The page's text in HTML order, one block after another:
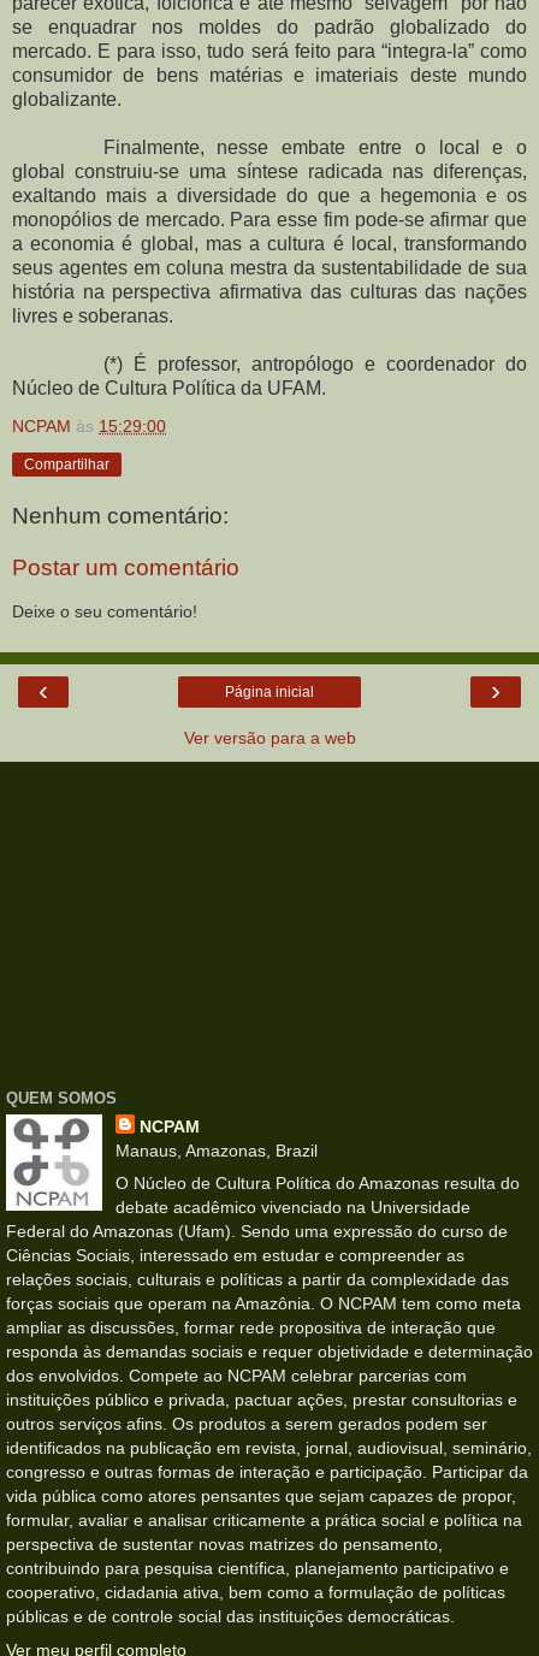
se enquadrar nos moldes do padrão globalizado do
mercado. E para isso, tudo será feito para “integra-la” como
consumidor de bens matérias e imateriais deste mundo
globalizante.
Finalmente, nesse embate entre o local e o
global construiu-se uma síntese radicada nas diferenças,
exaltando mais a diversidade do que a hegemonia e os
monopólios de mercado. Para esse fim pode-se afirmar que
a economia é global, mas a cultura é local, transformando
seus agentes em coluna mestra da sustentabilidade de sua
história na perspectiva afirmativa das culturas das nações
livres e soberanas.
(*) É professor, antropólogo e coordenador do
Núcleo de Cultura Política da UFAM.
NCPAM às 15:29:00
Compartilhar
Nenhum comentário:
Postar um comentário
Deixe o seu comentário!
‹ ›
Página inicial
Ver versão para a web
QUEM SOMOS
NCPAM
Manaus, Amazonas, Brazil
O Núcleo de Cultura Política do Amazonas resulta do
debate acadêmico vivenciado na Universidade
Federal do Amazonas (Ufam). Sendo uma expressão do curso de
Ciências Sociais, interessado em estudar e compreender as
relações sociais, culturais e políticas a partir da complexidade das
forças sociais que operam na Amazônia. O NCPAM tem como meta
ampliar as discussões, formar rede propositiva de interação que
responda às demandas sociais e requer objetividade e determinação
dos envolvidos. Compete ao NCPAM celebrar parcerias com
instituições público e privada, pactuar ações, prestar consultorias e
outros serviços afins. Os produtos a serem gerados podem ser
identificados na publicação em revista, jornal, audiovisual, seminário,
congresso e outras formas de interação e participação. Participar da
vida pública como atores pensantes que sejam capazes de propor,
formular, avaliar e analisar criticamente a prática social e política na
perspectiva de sustentar novas matrizes do pensamento,
contribuindo para pesquisa científica, planejamento participativo e
cooperativo, cidadania ativa, bem como a formulação de políticas
públicas e de controle social das instituições democráticas.
Ver meu perfil completo